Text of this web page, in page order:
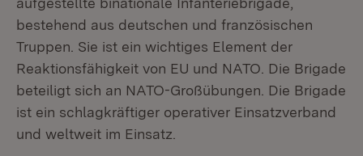
bestehend aus deutschen und französischen
Truppen. Sie ist ein wichtiges Element der
Reaktionsfähigkeit von EU und NATO. Die Brigade
beteiligt sich an NATO-Großübungen. Die Brigade
ist ein schlagkräftiger operativer Einsatzverband
und weltweit im Einsatz.